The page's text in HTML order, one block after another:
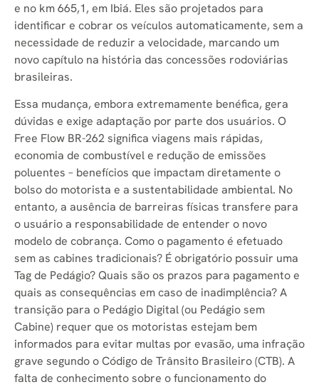
e no km 665,1, em Ibiá. Eles são projetados para
identificar e cobrar os veículos automaticamente, sem a
necessidade de reduzir a velocidade, marcando um
novo capítulo na história das concessões rodoviárias
brasileiras.
Essa mudança, embora extremamente benéfica, gera
dúvidas e exige adaptação por parte dos usuários. O
Free Flow BR-262 significa viagens mais rápidas,
economia de combustível e redução de emissões
poluentes – benefícios que impactam diretamente o
bolso do motorista e a sustentabilidade ambiental. No
entanto, a ausência de barreiras físicas transfere para
o usuário a responsabilidade de entender o novo
modelo de cobrança. Como o pagamento é efetuado
sem as cabines tradicionais? É obrigatório possuir uma
Tag de Pedágio? Quais são os prazos para pagamento e
quais as consequências em caso de inadimplência? A
transição para o Pedágio Digital (ou Pedágio sem
Cabine) requer que os motoristas estejam bem
informados para evitar multas por evasão, uma infração
grave segundo o Código de Trânsito Brasileiro (CTB). A
falta de conhecimento sobre o funcionamento do